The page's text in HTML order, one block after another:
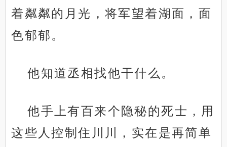
着粼粼的月光，将军望着湖面，面
色郁郁。
他知道丞相找他干什么。
他手上有百来个隐秘的死士，用
这些人控制住川川，实在是再简单